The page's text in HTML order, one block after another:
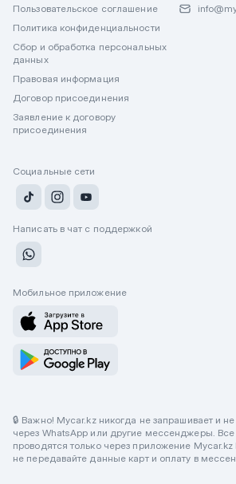
Пользовательское соглашение
Политика конфиденциальности
Сбор и обработка персональных
данных
Правовая информация
Договор присоединения
Заявление к договору
присоединения
Социальные сети
Написать в чат с поддержкой
Мобильное приложение
🔒 Важно! Mycar.kz никогда не запрашивает и
через WhatsApp или другие мессенджеры.
проводятся только через приложение Mycar.kz
не передавайте данные карт и оплату в